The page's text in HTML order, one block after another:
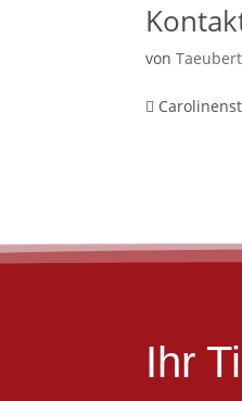
von

Ihr